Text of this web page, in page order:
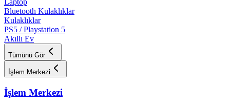
Laptop
Bluetooth Kulaklıklar
Kulaklıklar
PS5 / Playstation 5
Akıllı Ev
Tümünü Gör
İşlem Merkezi
İşlem Merkezi